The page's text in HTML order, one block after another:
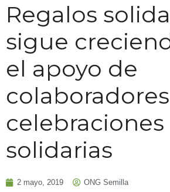
Regalos
sigue
el apoyo de
celebraciones
solidarias
2 mayo, 2019 ONG Semilla